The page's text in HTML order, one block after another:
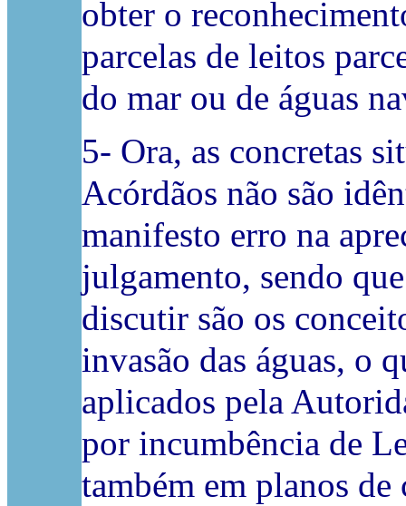
obter o
parcelas de leitos
do mar ou de águas
5- Ora, as concretas
Acórdãos não são
manifesto erro na
julgamento, sendo
discutir são os
invasão das águas, o
aplicados pela
por incumbência de
também em planos